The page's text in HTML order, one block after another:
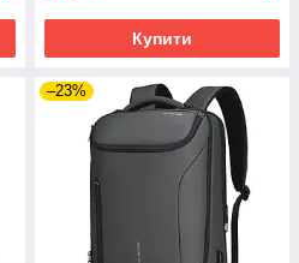
Купити
–23%